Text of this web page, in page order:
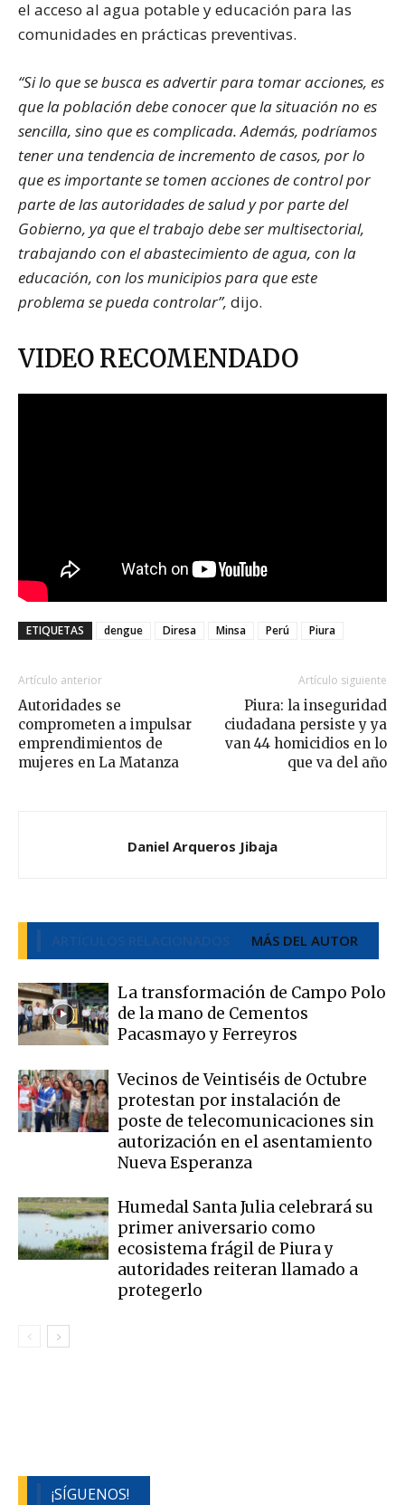
el acceso al agua potable y educación para las
comunidades en prácticas preventivas.
“Si lo que se busca es advertir para tomar acciones, es
que la población debe conocer que la situación no es
sencilla, sino que es complicada. Además, podríamos
tener una tendencia de incremento de casos, por lo
que es importante se tomen acciones de control por
parte de las autoridades de salud y por parte del
Gobierno, ya que el trabajo debe ser multisectorial,
trabajando con el abastecimiento de agua, con la
educación, con los municipios para que este
problema se pueda controlar”, dijo.
VIDEO RECOMENDADO
ETIQUETAS dengue Diresa Minsa Perú Piura
Artículo anterior
Autoridades se
comprometen a impulsar
emprendimientos de
mujeres en La Matanza
Artículo siguiente
Piura: la inseguridad
ciudadana persiste y ya
van 44 homicidios en lo
que va del año
Daniel Arqueros Jibaja
ARTÍCULOS RELACIONADOS MÁS DEL AUTOR
La transformación de Campo Polo
de la mano de Cementos
Pacasmayo y Ferreyros
Vecinos de Veintiséis de Octubre
protestan por instalación de
poste de telecomunicaciones sin
autorización en el asentamiento
Nueva Esperanza
Humedal Santa Julia celebrará su
primer aniversario como
ecosistema frágil de Piura y
autoridades reiteran llamado a
protegerlo
¡SÍGUENOS!